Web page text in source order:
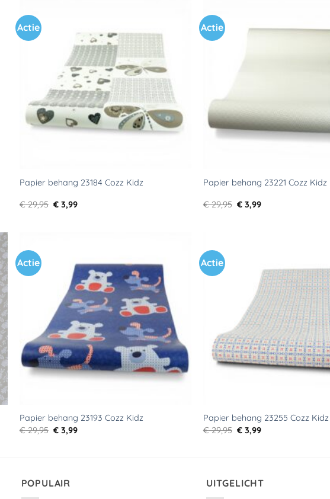
Actie
verlanglijst
Papier behang 23184 Cozz Kidz
€29,95 Oorspronkelijke
€ 3,99Huidige
Actie
Papier behang 23221 Cozz Kidz
€29,95 Oorspronkelijke
€ 3,99Huidige
Actie
Toevoegen
aan
verlanglijst
Papier behang 23193 Cozz Kidz
€29,95 Oorspronkelijke
prijs
€ 3,99Huidige
Actie
Papier behang 23255 Cozz Kidz
€29,95 Oorspronkelijke
prijs
€ 3,99Huidige
POPULAIR UITGELICHT